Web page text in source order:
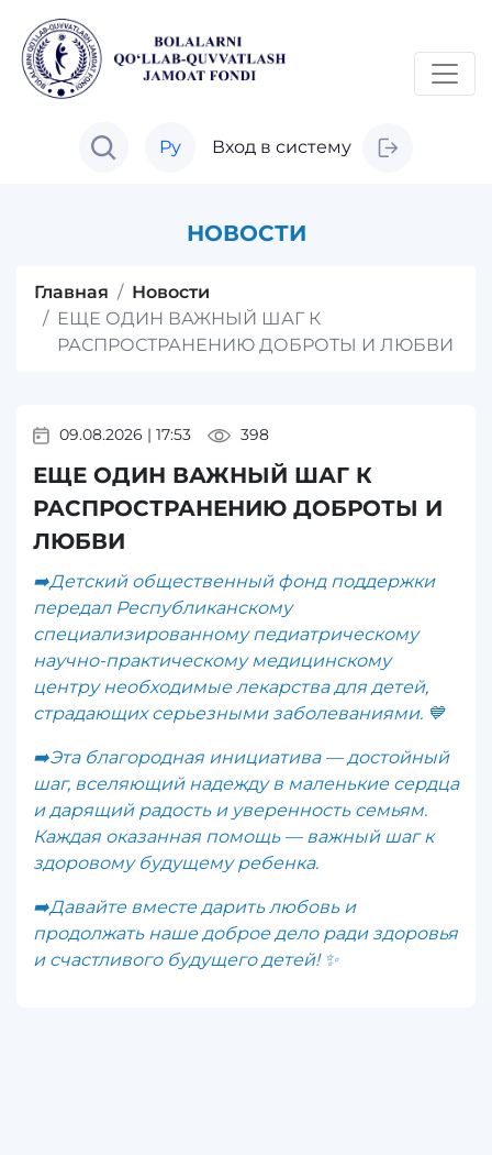
Ру Вход в систему
НОВОСТИ
Главная
Новости
ЕЩЕ ОДИН ВАЖНЫЙ ШАГ К
РАСПРОСТРАНЕНИЮ ДОБРОТЫ И ЛЮБВИ
09.08.2026 | 17:53 398
ЕЩЕ ОДИН ВАЖНЫЙ ШАГ К
РАСПРОСТРАНЕНИЮ ДОБРОТЫ И
ЛЮБВИ
➡️Детский общественный фонд поддержки
передал Республиканскому
специализированному педиатрическому
научно-практическому медицинскому
центру необходимые лекарства для детей,
страдающих серьезными заболеваниями. 💙
➡️Эта благородная инициатива — достойный
шаг, вселяющий надежду в маленькие сердца
и дарящий радость и уверенность семьям.
Каждая оказанная помощь — важный шаг к
здоровому будущему ребенка.
➡️Давайте вместе дарить любовь и
продолжать наше доброе дело ради здоровья
и счастливого будущего детей! ✨